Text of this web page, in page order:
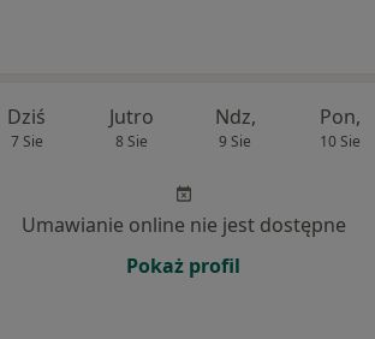
Dziś
7 Sie
Jutro
8 Sie
Ndz,
9 Sie
Pon,
10 Sie
Umawianie online nie jest dostępne
Pokaż profil